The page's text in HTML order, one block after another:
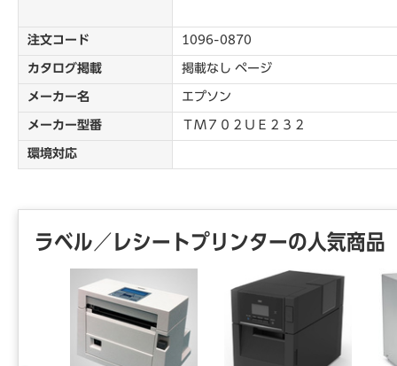
注文コード 1096-0870
カタログ掲載 掲載なし ページ
メーカー名 エプソン
メーカー型番 ＴＭ７０２ＵＥ２３２
環境対応
ラベル／レシートプリンターの人気商品